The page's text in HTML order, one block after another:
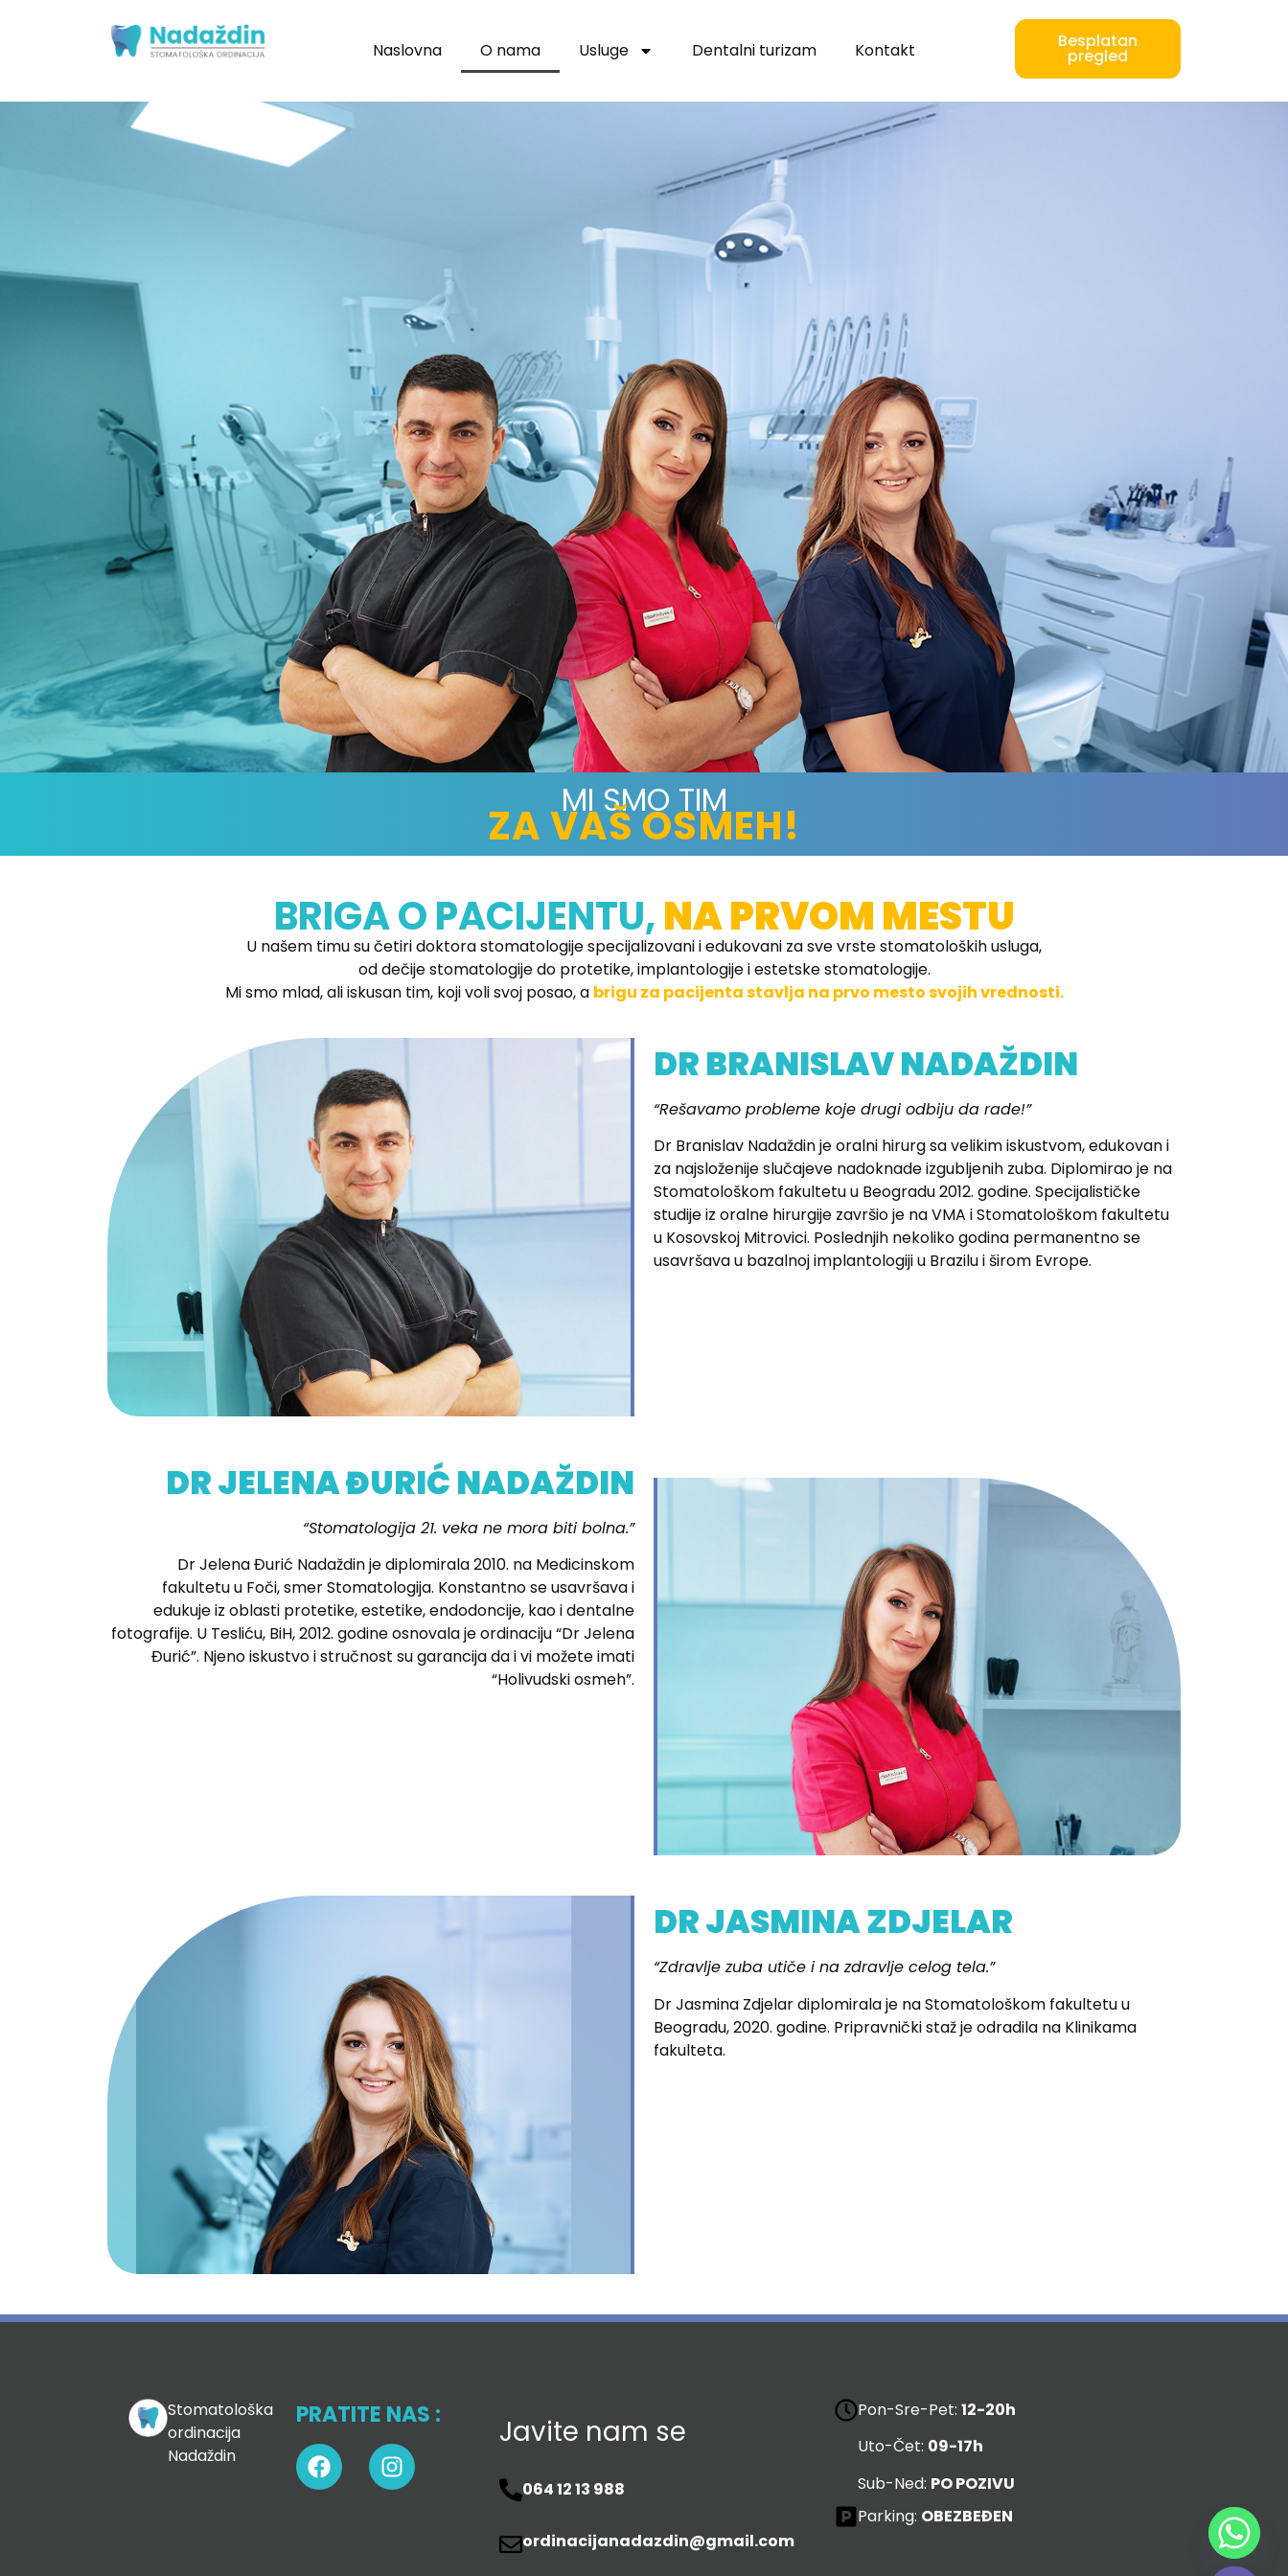
Naslovna O nama Usluge Dentalni turizam Kontakt Besplatan
pregled
MI SMO TIM
ZA VAŠ OSMEH!
BRIGA O PACIJENTU,NA PRVOM MESTU
U našem timu su četiri doktora stomatologije specijalizovani i edukovani za sve vrste stomatoloških usluga,
od dečije stomatologije do protetike, implantologije i estetske stomatologije.
Mi smo mlad, ali iskusan tim, koji voli svoj posao, a brigu za pacijenta stavlja na prvo mesto svojih vrednosti.
DR BRANISLAV NADAŽDIN
“Rešavamo probleme koje drugi odbiju da rade!”
Dr Branislav Nadaždin je oralni hirurg sa velikim iskustvom, edukovan i
za najsloženije slučajeve nadoknade izgubljenih zuba. Diplomirao je na
Stomatološkom fakultetu u Beogradu 2012. godine. Specijalističke
studije iz oralne hirurgije završio je na VMA i Stomatološkom fakultetu
u Kosovskoj Mitrovici. Poslednjih nekoliko godina permanentno se
usavršava u bazalnoj implantologiji u Brazilu i širom Evrope.
DR JELENA ĐURIĆ NADAŽDIN
“Stomatologija 21. veka ne mora biti bolna.”
Dr Jelena Đurić Nadaždin je diplomirala 2010. na Medicinskom
fakultetu u Foči, smer Stomatologija. Konstantno se usavršava i
edukuje iz oblasti protetike, estetike, endodoncije, kao i dentalne
fotografije. U Tesliću, BiH, 2012. godine osnovala je ordinaciju “Dr Jelena
Đurić”. Njeno iskustvo i stručnost su garancija da i vi možete imati
“Holivudski osmeh”.
DR JASMINA ZDJELAR
“Zdravlje zuba utiče i na zdravlje celog tela.”
Dr Jasmina Zdjelar diplomirala je na Stomatološkom fakultetu u
Beogradu, 2020. godine. Pripravnički staž je odradila na Klinikama
fakulteta.
Stomatološka
ordinacija
Nadaždin
PRATITE NAS : Javite nam se
064 12 13 988
ordinacijanadazdin@gmail.com
Pon-Sre-Pet: 12-20h
Uto-Čet: 09-17h
Sub-Ned: PO POZIVU
Parking: OBEZBEĐEN